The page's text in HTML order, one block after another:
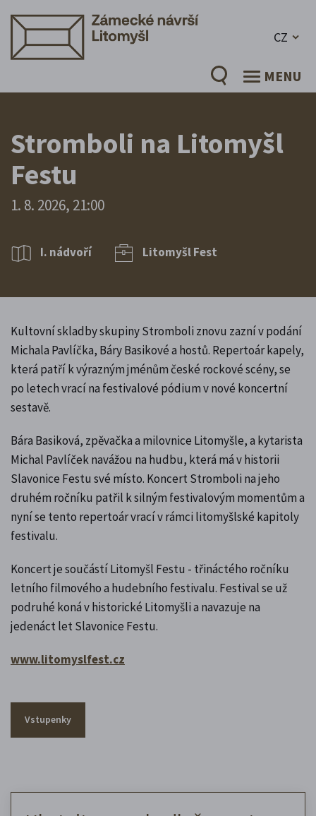
CZ
MENU
Stromboli na Litomyšl
Festu
1. 8. 2026, 21:00
I. nádvoří Litomyšl Fest
Kultovní skladby skupiny Stromboli znovu zazní v podání
Michala Pavlíčka, Báry Basikové a hostů. Repertoár kapely,
která patří k výrazným jménům české rockové scény, se
po letech vrací na festivalové pódium v nové koncertní
sestavě.
Bára Basiková, zpěvačka a milovnice Litomyšle, a kytarista
Michal Pavlíček navážou na hudbu, která má v historii
Slavonice Festu své místo. Koncert Stromboli na jeho
druhém ročníku patřil k silným festivalovým momentům a
nyní se tento repertoár vrací v rámci litomyšlské kapitoly
festivalu.
Koncert je součástí Litomyšl Festu - třináctého ročníku
letního filmového a hudebního festivalu. Festival se už
podruhé koná v historické Litomyšli a navazuje na
jedenáct let Slavonice Festu.
www.litomyslfest.cz
Vstupenky